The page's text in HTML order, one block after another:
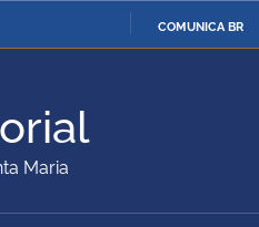
COMUNICA BR
Ministério da Defesa
Ministério da Cidadania
Maria